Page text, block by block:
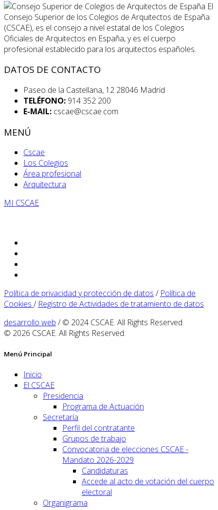
El
Consejo Superior de los Colegios de Arquitectos de España
(CSCAE), es el consejo a nivel estatal de los Colegios
Oficiales de Arquitectos en España, y es el cuerpo
profesional establecido para los arquitectos españoles.
DATOS DE CONTACTO
Paseo de la Castellana, 12 28046 Madrid
TELÉFONO: 914 352 200
E-MAIL: cscae@cscae.com
MENÚ
Cscae
Los Colegios
Área profesional
Arquitectura
MI CSCAE
Política de privacidad y protección de datos / Política de
Cookies / Registro de Actividades de tratamiento de datos
desarrollo web / © 2024 CSCAE. All Rights Reserved.
© 2026 CSCAE. All Rights Reserved.
Menú Principal
Inicio
El CSCAE
Presidencia
Programa de Actuación
Secretaría
Perfil del contratante
Grupos de trabajo
Convocatoria de elecciones CSCAE -
Mandato 2026-2029
Candidaturas
Accede al acto de votación del cuerpo
electoral
Organigrama